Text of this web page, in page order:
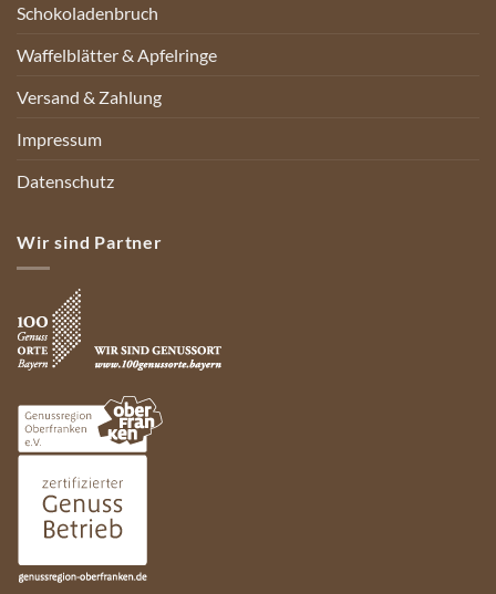
Schokoladenbruch
Waffelblätter & Apfelringe
Versand & Zahlung
Impressum
Datenschutz
Wir sind Partner